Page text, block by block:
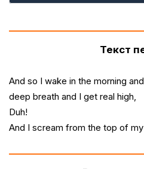
Текст
And so I wake in the morning
deep breath and I get real high,
Duh!
And I scream from the top of